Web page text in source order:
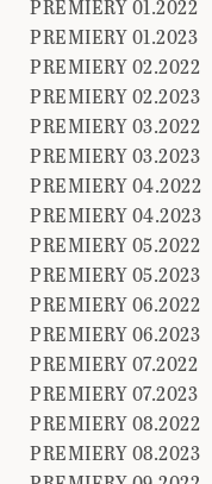
PREMIERY 01.2022
PREMIERY 01.2023
PREMIERY 02.2022
PREMIERY 02.2023
PREMIERY 03.2022
PREMIERY 03.2023
PREMIERY 04.2022
PREMIERY 04.2023
PREMIERY 05.2022
PREMIERY 05.2023
PREMIERY 06.2022
PREMIERY 06.2023
PREMIERY 07.2022
PREMIERY 07.2023
PREMIERY 08.2022
PREMIERY 08.2023